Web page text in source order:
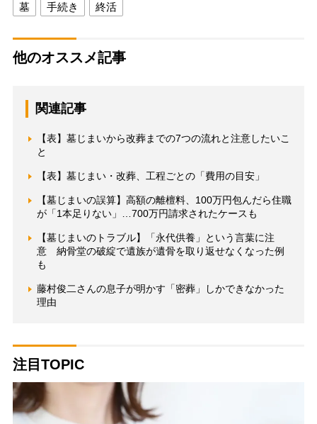
墓 手続き 終活
他のオススメ記事
関連記事
【表】墓じまいから改葬までの7つの流れと注意したいこ
と
【表】墓じまい・改葬、工程ごとの「費用の目安」
【墓じまいの誤算】高額の離檀料、100万円包んだら住職
が「1本足りない」…700万円請求されたケースも
【墓じまいのトラブル】「永代供養」という言葉に注
意 納骨堂の破綻で遺族が遺骨を取り返せなくなった例
も
藤村俊二さんの息子が明かす「密葬」しかできなかった
理由
注目TOPIC